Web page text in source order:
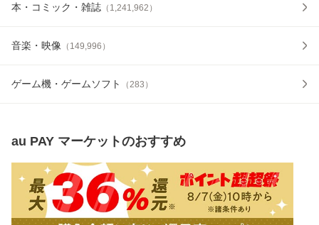
本・コミック・雑誌 （ 1,241,962 ）
音楽・映像 （ 149,996 ）
ゲーム機・ゲームソフト （283 ）
au PAY マーケットのおすすめ